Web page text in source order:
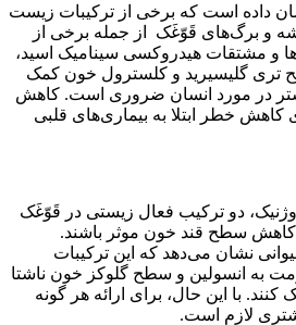
داده است که برخی از ترکیبات زیست
و برگ‌های قَوّغَک از جمله برخی از
و مشتقات هیدروکسی سینامیک اسید،
گلیسیرید و کلسترول خون کمک
در مورد انسان ضروری است. کاهش
خطر ابتلا به بیماری‌های قلبی
دو ترکیب فعال زیستی در قَوّغَک
سطح قند خون موثر باشند.
نشان می‌دهد که این ترکیبات
به انسولین و سطح گلوکز خون ناشتا
دیابت نوع 2 کمک کنند. با این حال، برای ارائه هر گونه
لازم است.